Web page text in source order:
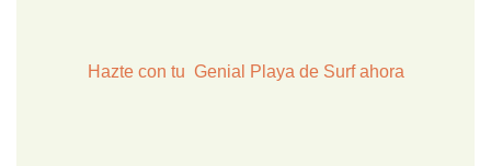
Hazte con tu Genial Playa de Surf ahora